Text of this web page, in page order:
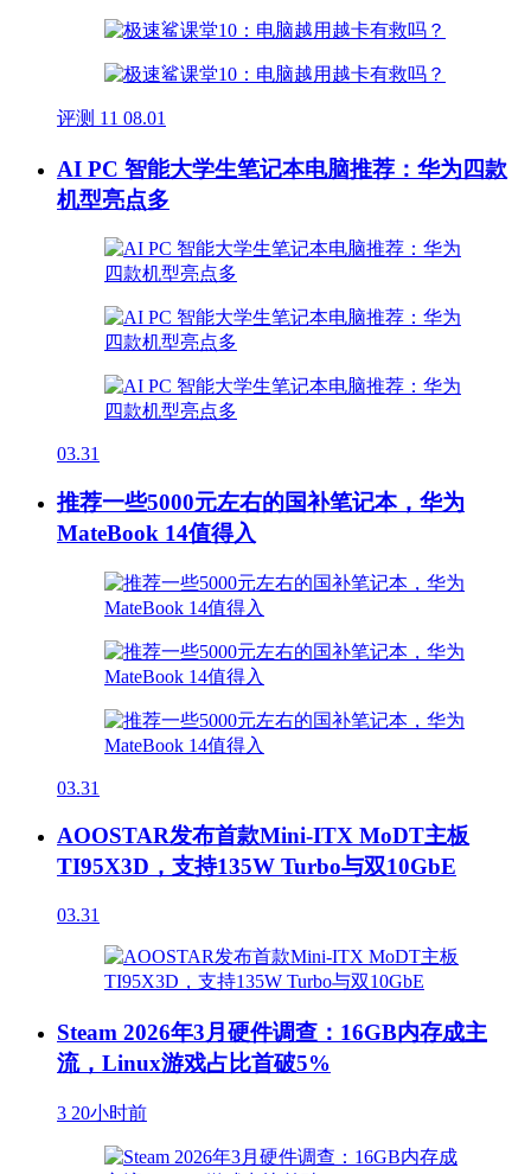
评测 11 08.01
AI PC 智能大学生笔记本电脑推荐：华为四款
机型亮点多
03.31
推荐一些5000元左右的国补笔记本，华为
MateBook 14值得入
03.31
AOOSTAR发布首款Mini-ITX MoDT主板
TI95X3D，支持135W Turbo与双10GbE
03.31
Steam 2026年3月硬件调查：16GB内存成主
流，Linux游戏占比首破5%
3 20小时前